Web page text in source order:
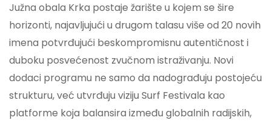
Južna obala Krka postaje žarište u kojem se šire
horizonti, najavljujući u drugom talasu više od 20 novih
imena potvrđujući beskompromisnu autentičnost i
duboku posvećenost zvučnom istraživanju. Novi
dodaci programu ne samo da nadograđuju postojeću
strukturu, već utvrđuju viziju Surf Festivala kao
platforme koja balansira između globalnih radijskih,